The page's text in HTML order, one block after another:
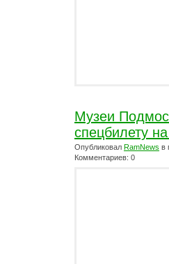
Музеи
спецбилету
Опубликовал RamNews в
Комментариев: 0